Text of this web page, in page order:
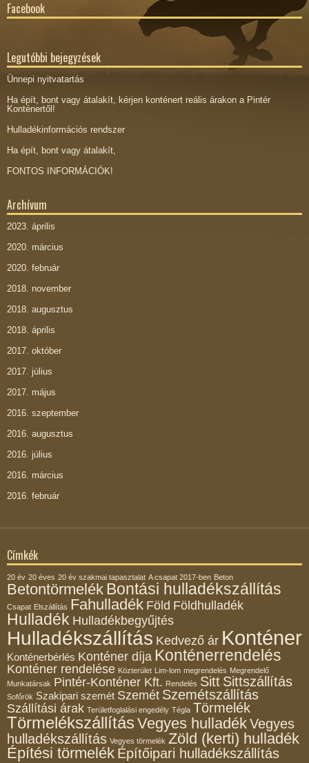
Facebook
Legutóbbi bejegyzések
Ünnepi nyitvatartás
Ha épít, bont vagy átalakít, kérjen konténert reális árakon a Pintér
Konténertől!
Hulladékinformációs rendszer
Ha épít, bont vagy átalakít,
FONTOS INFORMÁCIÓK!
Archívum
2023. április
2020. március
2020. február
2018. november
2018. augusztus
2018. április
2017. október
2017. július
2017. május
2016. szeptember
2016. augusztus
2016. július
2016. március
2016. február
Címkék
20 év 20 éves 20 év szakmai tapasztalat A csapat 2017-ben Beton
Betontörmelék Bontási hulladékszállítás
Csapat Elszállítás Fahulladék Föld Földhulladék
Hulladék Hulladékbegyűjtés
Hulladékszállítás Kedvező ár Konténer
Konténerbérlés Konténer díja Konténerrendelés
Konténer rendelése Közterület Lim-lom megrendelés Megrendelő
Munkatársak Pintér-Konténer Kft. Rendelés Sitt Sittszállítás
Sofőrök Szakipari szemét Szemét Szemétszállítás
Szállítási árak Területfoglalási engedély Tégla Törmelék
Törmelékszállítás Vegyes hulladékVegyes
hulladékszállítás Vegyes törmelék Zöld (kerti) hulladék
Építési törmelék Építőipari hulladékszállítás